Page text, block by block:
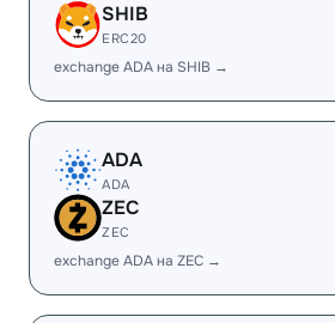
SHIB
ERC20
exchange ADA на SHIB →
ADA
ADA
ZEC
ZEC
exchange ADA на ZEC →